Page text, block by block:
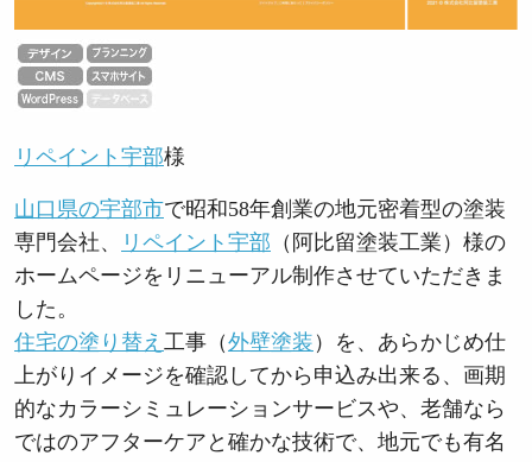
リペイント宇部様
山口県の宇部市で昭和58年創業の地元密着型の塗装
専門会社、
リペイント宇部 （阿比留塗装工業）様の
ホームページをリニューアル制作させていただきま
した。
住宅の塗り替え 工事（外壁塗装 ）を、あらかじめ仕
上がりイメージを確認してから申込み出来る、画期
的なカラーシミュレーションサービスや、老舗なら
ではのアフターケアと確かな技術で、地元でも有名